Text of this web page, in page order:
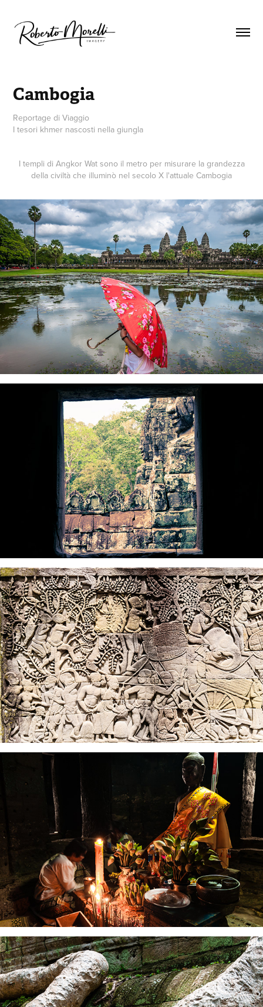
Cambogia
Reportage di Viaggio
I tesori khmer nascosti nella giungla
I templi di Angkor Wat sono il metro per misurare la grandezza
della civiltà che illuminò nel secolo X l'attuale Cambogia